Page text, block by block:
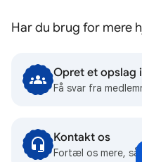
Har du brug for mere
Opret et opslag
Få svar fra
Kontakt os
Fortæl os mere,